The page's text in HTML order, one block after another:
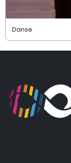
Danse